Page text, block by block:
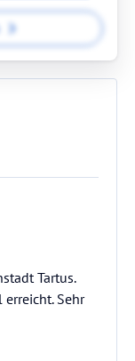
Tartus.
Sehr